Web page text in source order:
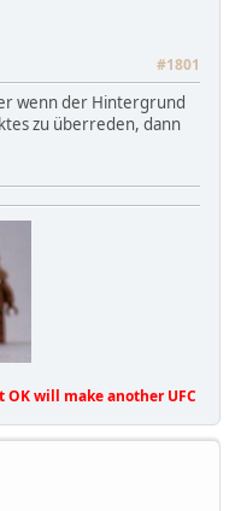
#1801
wenn der Hintergrund
zu überreden, dann
will make another UFC